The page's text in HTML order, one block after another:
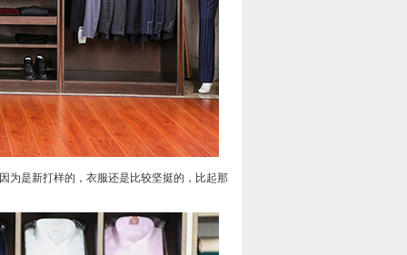
为是新打样的，衣服还是比较坚挺的，比起那